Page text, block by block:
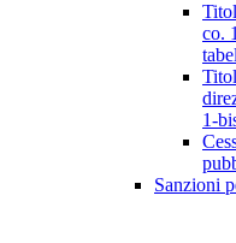
co.
1-
Sanzioni